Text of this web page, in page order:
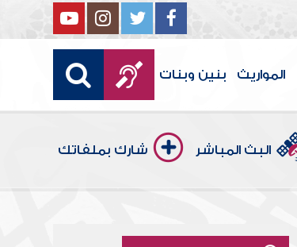
المواريث بنين وبنات
البث المباشر شارك بملفاتك